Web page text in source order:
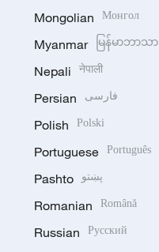
Mongolian Монгол
Myanmar မြန်မာဘာသာ
Nepali नेपाली
Persian فارسی
Polish Polski
Portuguese Português
Pashto پښتو
Romanian Română
Russian Русский